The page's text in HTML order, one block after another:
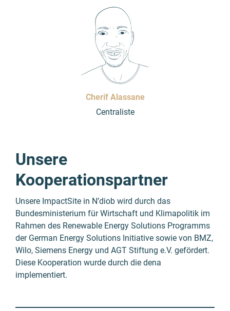
Cherif Alassane
Centraliste
Unsere
Kooperationspartner
Unsere ImpactSite in N’diob wird durch das
Bundesministerium für Wirtschaft und Klimapolitik im
Rahmen des Renewable Energy Solutions Programms
der German Energy Solutions Initiative sowie von BMZ,
Wilo, Siemens Energy und AGT Stiftung e.V. gefördert.
Diese Kooperation wurde durch die dena
implementiert.